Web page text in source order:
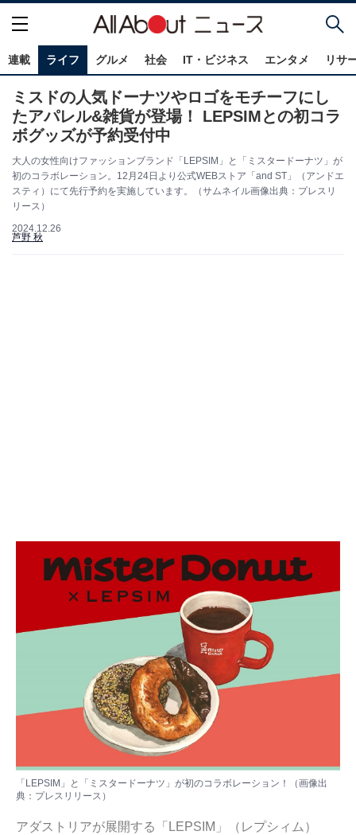
連載 ライフ グルメ 社会 IT・ビジネス エンタメ リサ
ミスドの人気ドーナツやロゴをモチーフにし
たアパレル&雑貨が登場！ LEPSIMとの初コラ
ボグッズが予約受付中
大人の女性向けファッションブランド「LEPSIM」と「ミスタードーナツ」が
初のコラボレーション。12月24日より公式WEBストア「and ST」（アンドエ
スティ）にて先行予約を実施しています。（サムネイル画像出典：プレスリ
リース）
2024.12.26
芦野 秋
「LEPSIM」と「ミスタードーナツ」が初のコラボレーション！（画像出
典：プレスリリース）
アダストリアが展開する「LEPSIM」（レプシィム）